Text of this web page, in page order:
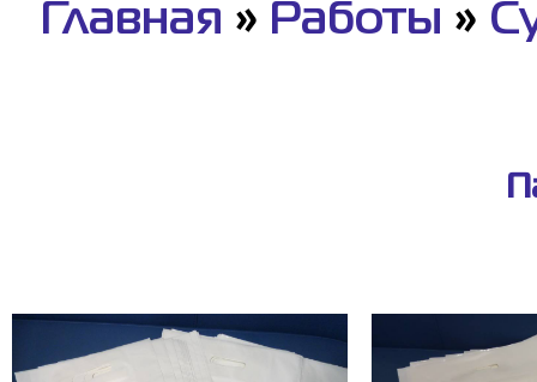
Главная » Работы »